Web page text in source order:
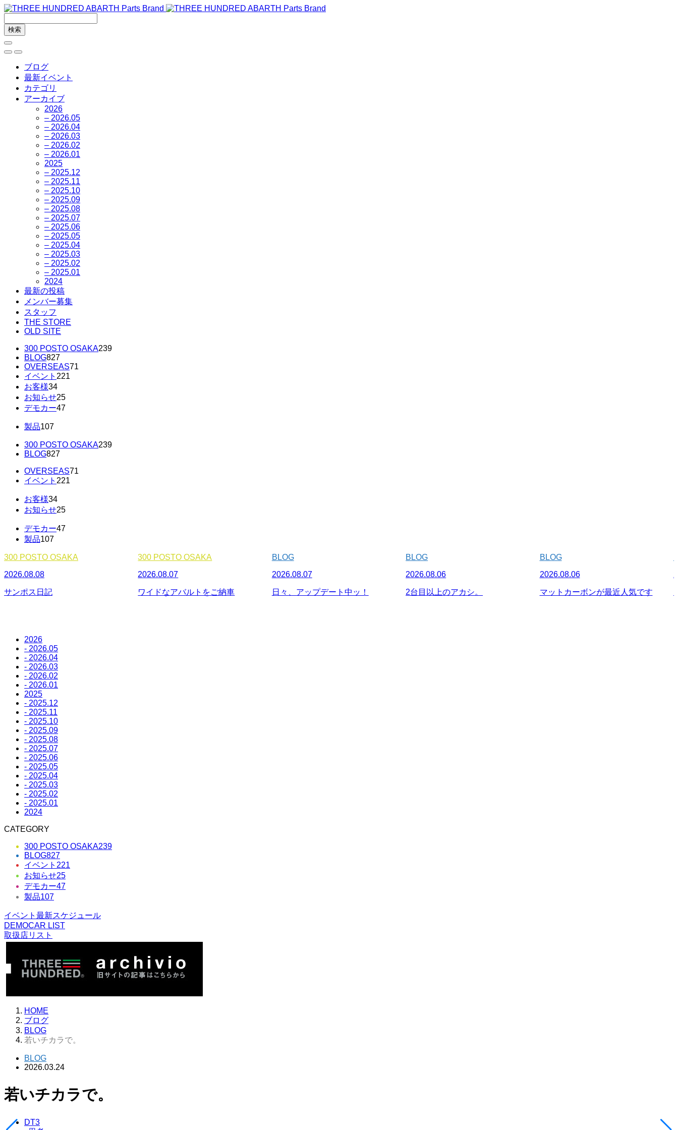
ブログ
最新イベント
カテゴリ
アーカイブ
2026
– 2026.05
– 2026.04
– 2026.03
– 2026.02
– 2026.01
2025
– 2025.12
– 2025.11
– 2025.10
– 2025.09
– 2025.08
– 2025.07
– 2025.06
– 2025.05
– 2025.04
– 2025.03
– 2025.02
– 2025.01
2024
最新の投稿
メンバー募集
スタッフ
THE STORE
OLD SITE
300 POSTO OSAKA239
BLOG827
OVERSEAS71
イベント 221
お客様34
お知らせ25
デモカー47
製品107
300 POSTO OSAKA239
BLOG827
OVERSEAS71
イベント 221
お客様34
お知らせ25
デモカー47
製品107
300 POSTO OSAKA
2026.08.08
サンポス日記
300 POSTO OSAKA
2026.08.07
ワイドなアバルトをご納車
BLOG
2026.08.07
日々、アップデート中ッ！
BLOG
2026.08.06
2台目以上のアカシ。
BLOG
2026.08.06
マットカーボンが最近人気です
2026
- 2026.05
- 2026.04
- 2026.03
- 2026.02
- 2026.01
2025
- 2025.12
- 2025.11
- 2025.10
- 2025.09
- 2025.08
- 2025.07
- 2025.06
- 2025.05
- 2025.04
- 2025.03
- 2025.02
- 2025.01
2024
CATEGORY
300 POSTO OSAKA239
BLOG827
イベント 221
お知らせ25
デモカー47
製品107
イベント最新スケジュール
DEMOCAR LIST
取扱店リスト
HOME
ブログ
BLOG
若いチカラで。
BLOG
2026.03.24
若いチカラで。
DT3